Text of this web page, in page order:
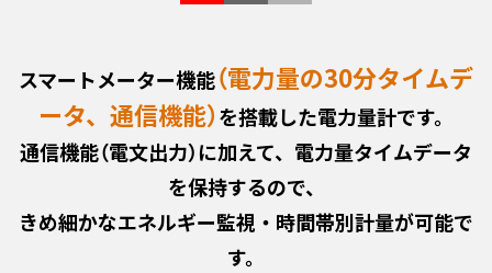
スマートメーター機能（電力量の30分タイムデ
ータ、通信機能）を搭載した電力量計です。
通信機能（電文出力）に加えて、電力量タイムデータ
を保持するので、
きめ細かなエネルギー監視・時間帯別計量が可能で
す。